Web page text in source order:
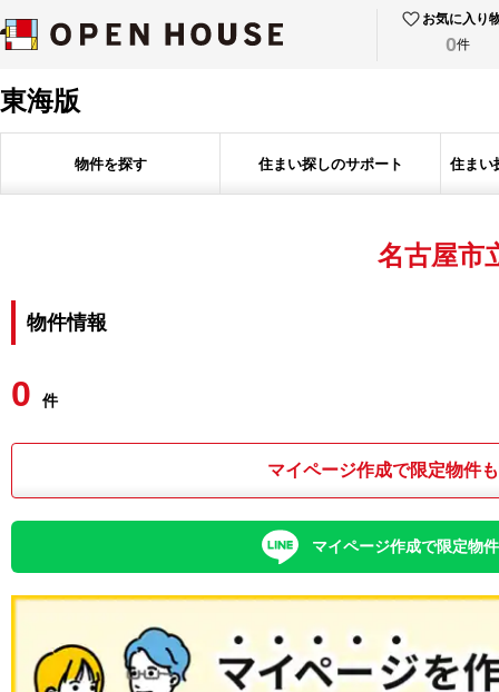
お気に入り
0件
東海版
物件を探す 住まい探しのサポート 住まい
名古屋市
物件情報
0 件
マイページ作成で限定物件
マイページ作成で限定物